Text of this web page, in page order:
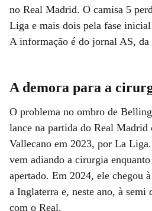
no Real Madrid. O camisa 5
Liga e mais dois pela fase
A informação é do jornal AS, da
A demora para a
O problema no ombro de
lance na partida do Real Madrid
Vallecano em 2023, por La
vem adiando a cirurgia
apertado. Em 2024, ele chegou
a Inglaterra e, neste ano, à
com o Real.